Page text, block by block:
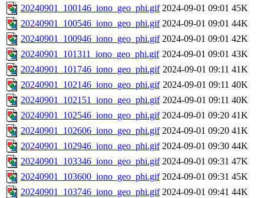
20240901_100146_iono_geo_phi.gif 2024-09-01 09:01 45K
20240901_100546_iono_geo_phi.gif 2024-09-01 09:01 44K
20240901_100946_iono_geo_phi.gif 2024-09-01 09:01 42K
20240901_101311_iono_geo_phi.gif 2024-09-01 09:01 43K
20240901_101746_iono_geo_phi.gif 2024-09-01 09:11 41K
20240901_102146_iono_geo_phi.gif 2024-09-01 09:11 40K
20240901_102151_iono_geo_phi.gif 2024-09-01 09:11 40K
20240901_102546_iono_geo_phi.gif 2024-09-01 09:20 41K
20240901_102606_iono_geo_phi.gif 2024-09-01 09:20 41K
20240901_102946_iono_geo_phi.gif 2024-09-01 09:30 44K
20240901_103346_iono_geo_phi.gif 2024-09-01 09:31 47K
20240901_103600_iono_geo_phi.gif 2024-09-01 09:31 45K
20240901_103746_iono_geo_phi.gif 2024-09-01 09:41 44K